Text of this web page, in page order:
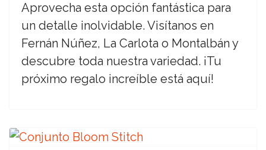
Aprovecha esta opción fantástica para
un detalle inolvidable. Visítanos en
Fernán Núñez, La Carlota o Montalbán y
descubre toda nuestra variedad. ¡Tu
próximo regalo increíble está aquí!